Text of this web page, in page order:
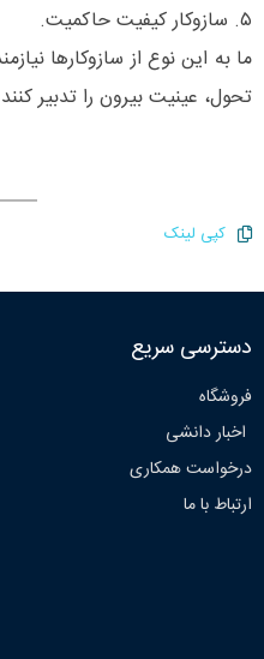
۵. سازوکار کیفیت حاکمیت.
ما به این نوع از سازوکارها
تحول، عینیت بیرون را تدبیر
کپی لینک
دسترسی سریع
فروشگاه
اخبار دانشی
درخواست همکاری
ارتباط با ما